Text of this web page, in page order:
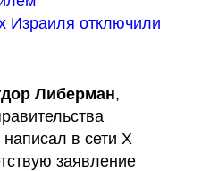
Израиля отключили
Либерман,
в сети X
заявление